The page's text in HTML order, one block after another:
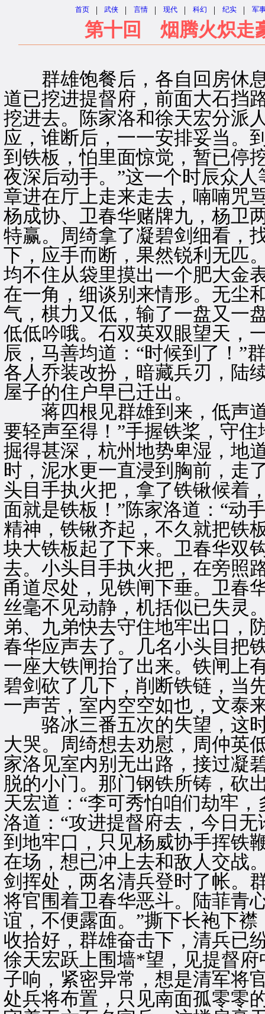
首页 | 武侠 | 言情 | 现代 | 科幻 | 纪实 | 军
第十回 烟腾火炽走
群雄饱餐后，各自回房休息
道已挖进提督府，前面大石挡
挖进去。陈家洛和徐天宏分派
应，谁断后，一一安排妥当。
到铁板，怕里面惊觉，暂已停
夜深后动手。”这一个时辰众
章进在厅上走来走去，喃喃咒
杨成协、卫春华赌牌九，杨卫
特赢。周绮拿了凝碧剑细看，
下，应手而断，果然锐利无匹
均不住从袋里摸出一个肥大金
在一角，细谈别来情形。无尘
气，棋力又低，输了一盘又一
低低吟哦。石双英双眼望天，
辰，马善均道：“时候到了！”
各人乔装改扮，暗藏兵刃，陆
屋子的住户早已迁出。
蒋四根见群雄到来，低声道
要轻声至得！”手握铁桨，守
掘得甚深，杭州地势卑湿，地
时，泥水更一直浸到胸前，走
头目手执火把，拿了铁锹候着
面就是铁板！”陈家洛道：“动
精神，铁锹齐起，不久就把铁
块大铁板起了下来。卫春华双
去。小头目手执火把，在旁照
甬道尽处，见铁闸下垂。卫春
丝毫不见动静，机括似已失灵
弟、九弟快去守住地牢出口，
春华应声去了。几名小头目把
一座大铁闸抬了出来。铁闸上
碧剑砍了几下，削断铁链，当
一声苦，室内空空如也，文泰
骆冰三番五次的失望，这时
大哭。周绮想去劝慰，周仲英
家洛见室内别无出路，接过凝
脱的小门。那门钢铁所铸，砍
天宏道：“李可秀怕咱们劫牢
洛道：“攻进提督府去，今日
到地牢口，只见杨威协手挥铁
在场，想已冲上去和敌人交战
剑挥处，两名清兵登时了帐。
将官围着卫春华恶斗。陆菲青
谊，不便露面。”撕下长袍下
收拾好，群雄奋击下，清兵已
徐天宏跃上围墙*望，见提督
子响，紧密异常，想是清军将
处兵将布置，只见南面孤零零